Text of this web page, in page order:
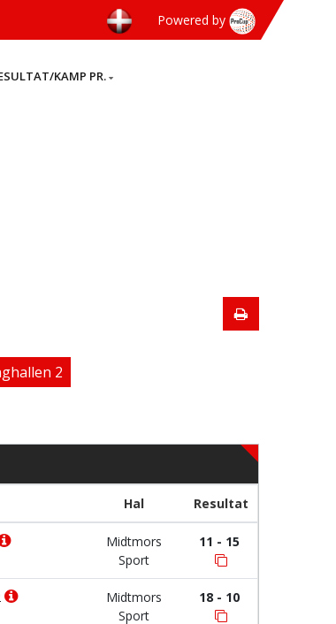
Powered by
KAMP PR.
2
Hal Resultat
Midtmors
Sport
11 - 15
Midtmors
Sport
18 - 10